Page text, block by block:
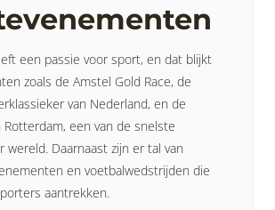
een passie voor sport, en dat blijkt
zoals de Amstel Gold Race, de
van Nederland, en de
Rotterdam, een van de snelste
wereld. Daarnaast zijn er tal van
en voetbalwedstrijden die
aantrekken.